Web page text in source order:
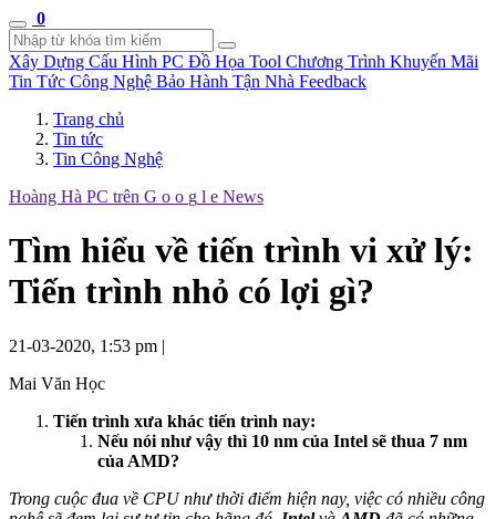
0
Xây Dựng Cấu Hình PC Đồ Họa Tool Chương Trình Khuyến Mãi
Tin Tức Công Nghệ Bảo Hành Tận Nhà Feedback
Trang chủ
Tin tức
Tin Công Nghệ
Hoàng Hà PC trên G o o g l e News
Tìm hiểu về tiến trình vi xử lý:
Tiến trình nhỏ có lợi gì?
21-03-2020, 1:53 pm |
Mai Văn Học
Tiến trình xưa khác tiến trình nay:
Nếu nói như vậy thì 10 nm của Intel sẽ thua 7 nm
của AMD?
Trong cuộc đua về CPU như thời điểm hiện nay, việc có nhiều công